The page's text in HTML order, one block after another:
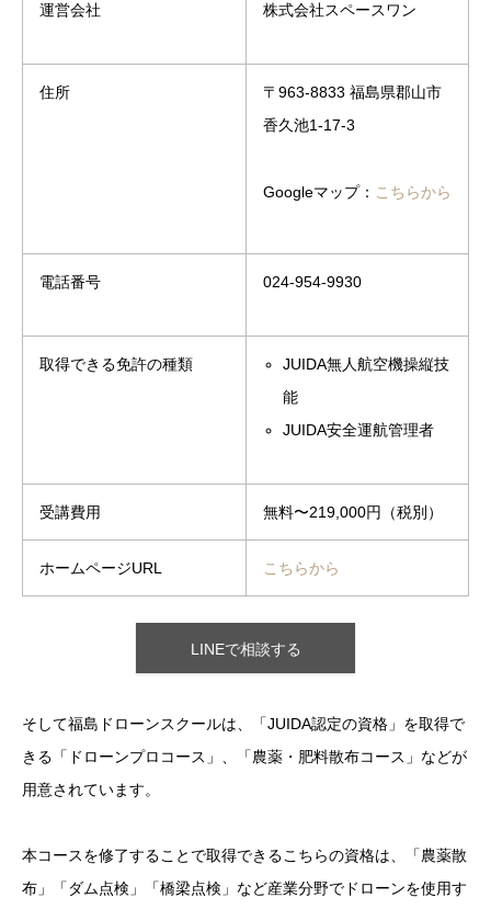
運営会社 株式会社スペースワン
住所
〒963-8833 福島県郡山市
香久池1-17-3
Googleマップ： こちらから
電話番号 024-954-9930
取得できる免許の種類
JUIDA無人航空機操縦技
能
JUIDA安全運航管理者
受講費用 無料〜219,000円（税別）
ホームページURL こちらから
LINEで相談する
そして福島ドローンスクールは、「JUIDA認定の資格」を取得で
きる「ドローンプロコース」、「農薬・肥料散布コース」などが
用意されています。
本コースを修了することで取得できるこちらの資格は、「農薬散
布」「ダム点検」「橋梁点検」など産業分野でドローンを使用す